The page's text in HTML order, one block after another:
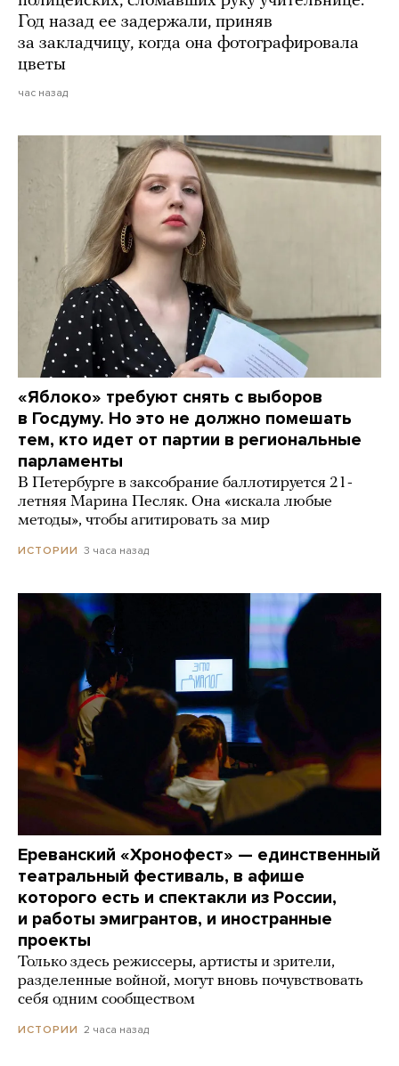
Год назад ее задержали, приняв
за закладчицу, когда она фотографировала
цветы
час назад
«Яблоко» требуют снять с выборов
в Госдуму. Но это не должно помешать
тем, кто идет от партии в региональные
парламенты
В Петербурге в заксобрание баллотируется 21-
летняя Марина Песляк. Она «искала любые
методы», чтобы агитировать за мир
ИСТОРИИ 3 часа назад
Ереванский «Хронофест» — единственный
театральный фестиваль, в афише
которого есть и спектакли из России,
и работы эмигрантов, и иностранные
проекты
Только здесь режиссеры, артисты и зрители,
разделенные войной, могут вновь почувствовать
себя одним сообществом
ИСТОРИИ 2 часа назад